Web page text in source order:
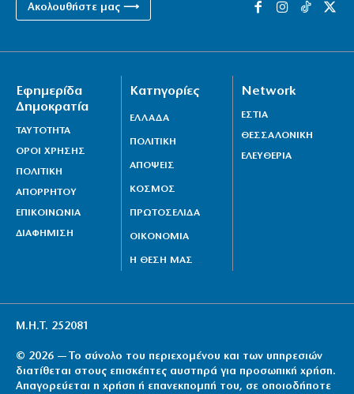
Ακολουθήστε μας ⟶
Εφημερίδα
Δημοκρατία
ΤΑΥΤΟΤΗΤΑ
ΟΡΟΙ ΧΡΗΣΗΣ
ΠΟΛΙΤΙΚΗ
ΑΠΟΡΡΗΤΟΥ
ΕΠΙΚΟΙΝΩΝΙΑ
ΔΙΑΦΗΜΙΣΗ
Κατηγορίες
ΕΛΛΑΔΑ
ΠΟΛΙΤΙΚΗ
ΑΠΟΨΕΙΣ
ΚΟΣΜΟΣ
ΠΡΩΤΟΣΕΛΙΔΑ
ΟΙΚΟΝΟΜΙΑ
Η ΘΕΣΗ ΜΑΣ
Network
ΕΣΤΙΑ
ΘΕΣΣΑΛΟΝΙΚΗ
ΕΛΕΥΘΕΡΙΑ
Μ.Η.Τ. 252081
© 2026 — Το σύνολο του περιεχομένου και των υπηρεσιών
διατίθεται στους επισκέπτες αυστηρά για προσωπική χρήση.
Απαγορεύεται η χρήση ή επανεκπομπή του, σε οποιοδήποτε